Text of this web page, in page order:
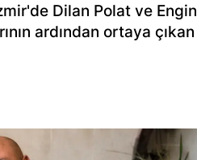
Dilan Polat ve Engin
ardından ortaya çıkan